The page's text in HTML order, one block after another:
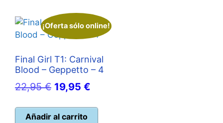
¡Oferta sólo online!
Final Girl T1: Carnival
Blood – Geppetto – 4
22,95€ El
original
19,95 €
Añadir al carrito